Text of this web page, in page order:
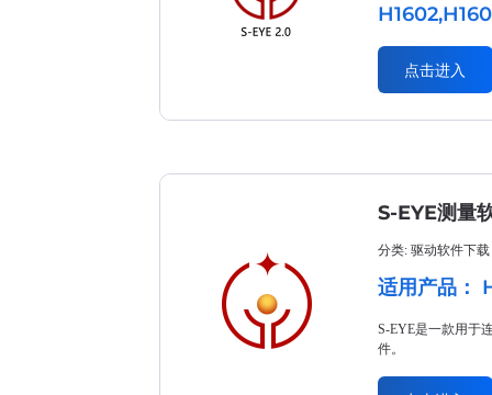
点击进入
S-EYE测量
分类: 驱动软件下载
适用产品：
S-EYE是一款用于
件。